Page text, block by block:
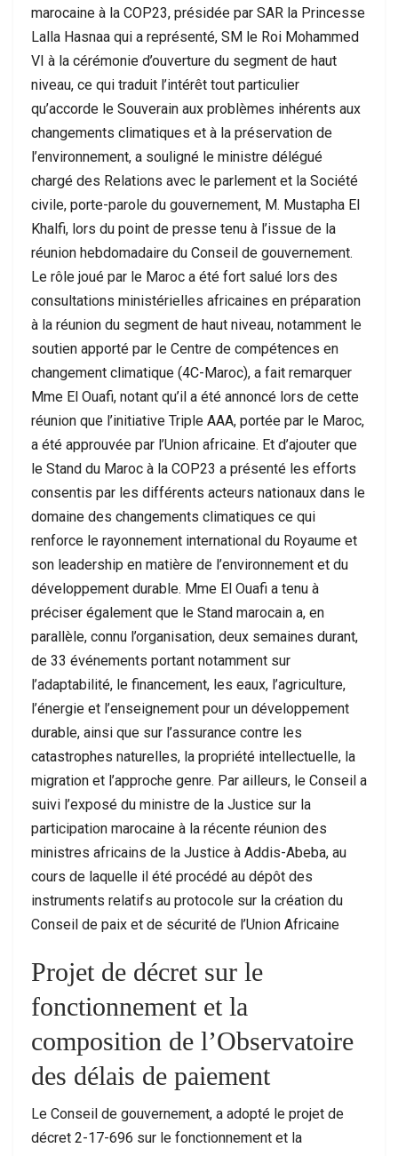
marocaine à la COP23, présidée par SAR la Princesse
Lalla Hasnaa qui a représenté, SM le Roi Mohammed
VI à la cérémonie d’ouverture du segment de haut
niveau, ce qui traduit l’intérêt tout particulier
qu’accorde le Souverain aux problèmes inhérents aux
changements climatiques et à la préservation de
l’environnement, a souligné le ministre délégué
chargé des Relations avec le parlement et la Société
civile, porte-parole du gouvernement, M. Mustapha El
Khalfi, lors du point de presse tenu à l’issue de la
réunion hebdomadaire du Conseil de gouvernement.
Le rôle joué par le Maroc a été fort salué lors des
consultations ministérielles africaines en préparation
à la réunion du segment de haut niveau, notamment le
soutien apporté par le Centre de compétences en
changement climatique (4C-Maroc), a fait remarquer
Mme El Ouafi, notant qu’il a été annoncé lors de cette
réunion que l’initiative Triple AAA, portée par le Maroc,
a été approuvée par l’Union africaine. Et d’ajouter que
le Stand du Maroc à la COP23 a présenté les efforts
consentis par les différents acteurs nationaux dans le
domaine des changements climatiques ce qui
renforce le rayonnement international du Royaume et
son leadership en matière de l’environnement et du
développement durable. Mme El Ouafi a tenu à
préciser également que le Stand marocain a, en
parallèle, connu l’organisation, deux semaines durant,
de 33 événements portant notamment sur
l’adaptabilité, le financement, les eaux, l’agriculture,
l’énergie et l’enseignement pour un développement
durable, ainsi que sur l’assurance contre les
catastrophes naturelles, la propriété intellectuelle, la
migration et l’approche genre. Par ailleurs, le Conseil a
suivi l’exposé du ministre de la Justice sur la
participation marocaine à la récente réunion des
ministres africains de la Justice à Addis-Abeba, au
cours de laquelle il été procédé au dépôt des
instruments relatifs au protocole sur la création du
Conseil de paix et de sécurité de l’Union Africaine
Projet de décret sur le
fonctionnement et la
composition de l’Observatoire
des délais de paiement
Le Conseil de gouvernement, a adopté le projet de
décret 2-17-696 sur le fonctionnement et la